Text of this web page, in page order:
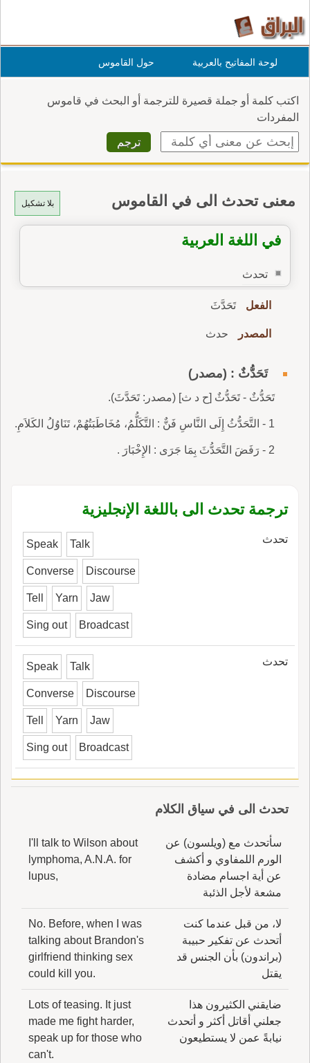
لوحة المفاتيح بالعربية حول القاموس
اكتب كلمة أو جملة قصيرة للترجمة أو البحث في قاموس
المفردات
بلا تشكيل معنى تحدث الى في القاموس
في اللغة العربية
تحدث
الفعل تَحَدَّثَ
المصدر حدث
تَحَدُّثٌ : (مصدر)
تَحَدُّثٌ - تَحَدُّثٌ [ح د ث] (مصدر: تَحَدَّثَ).
1 - التَّحَدُّثُ إِلَى النَّاسِ فَنٌّ : التَّكَلُّمُ، مُخَاطَبَتُهُمْ، تَنَاوُلُ الكَلاَمِ.
2 - رَفَضَ التَّحَدُّثَ بِمَا جَرَى : الإِخْبَارَ .
ترجمة تحدث الى باللغة الإنجليزية
تحدث Speak Talk
Converse Discourse
Tell Yarn Jaw
Sing out Broadcast
تحدث Speak Talk
Converse Discourse
Tell Yarn Jaw
Sing out Broadcast
تحدث الى في سياق الكلام
سأتحدث مع (ويلسون) عن
الورم اللمفاوي و أكشف
عن أية اجسام مضادة
مشعة لأجل الذئبة
I'll talk to Wilson about
lymphoma, A.N.A. for
lupus,
لا، من قبل عندما كنت
أتحدث عن تفكير حبيبة
(براندون) بأن الجنس قد
يقتل
No. Before, when I was
talking about Brandon's
girlfriend thinking sex
could kill you.
ضايقني الكثيرون هذا
جعلني أقاتل أكثر و أتحدث
نيابةً عمن لا يستطيعون
Lots of teasing. It just
made me fight harder,
speak up for those who
can't.